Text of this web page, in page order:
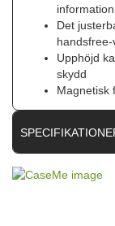
Det
handsfree-
Upphöjd
skydd
Magnetisk